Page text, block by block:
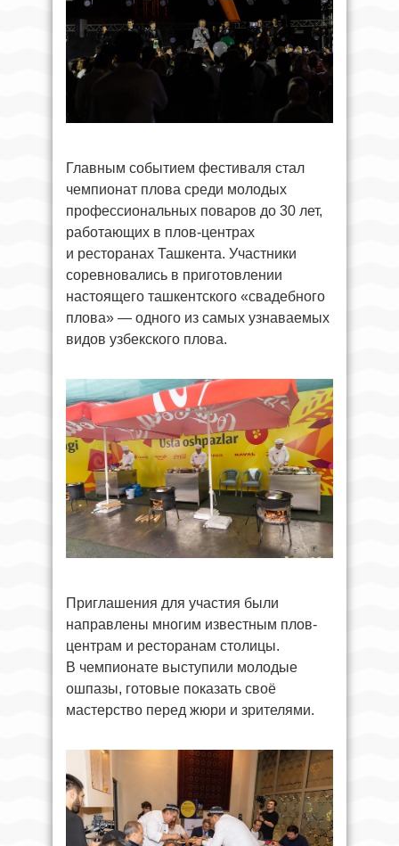
Главным событием фестиваля стал
чемпионат плова среди молодых
профессиональных поваров до 30 лет,
работающих в плов-центрах
и ресторанах Ташкента. Участники
соревновались в приготовлении
настоящего ташкентского «свадебного
плова» — одного из самых узнаваемых
видов узбекского плова.
Приглашения для участия были
направлены многим известным плов-
центрам и ресторанам столицы.
В чемпионате выступили молодые
ошпазы, готовые показать своё
мастерство перед жюри и зрителями.